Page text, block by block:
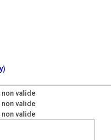
non valide
non valide
non valide